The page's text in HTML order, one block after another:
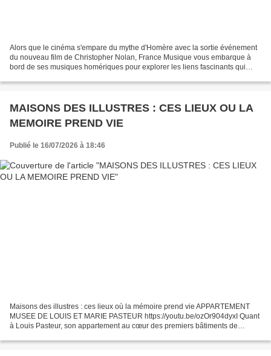
Alors que le cinéma s'empare du mythe d'Homère avec la sortie événement
du nouveau film de Christopher Nolan, France Musique vous embarque à
bord de ses musiques homériques pour explorer les liens fascinants qui
MAISONS DES ILLUSTRES : CES LIEUX OU LA
MEMOIRE PREND VIE
Publié le 16/07/2026 à 18:46
Maisons des illustres : ces lieux où la mémoire prend vie APPARTEMENT
MUSEE DE LOUIS ET MARIE PASTEUR https://youtu.be/ozOr904dyxI Quant
à Louis Pasteur, son appartement au cœur des premiers bâtiments de